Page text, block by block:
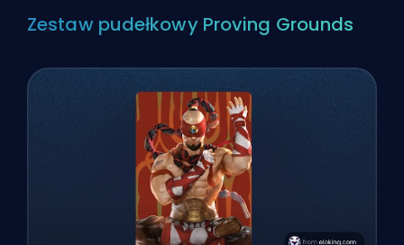
Zestaw pudełkowy Proving Grounds